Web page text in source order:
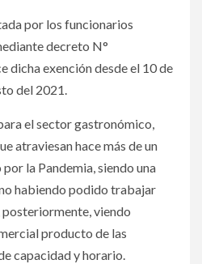
por los funcionarios
decreto N°
dicha exención desde el 10 de
del 2021.
el sector gastronómico,
atraviesan hace más de un
la Pandemia, siendo una
habiendo podido trabajar
posteriormente, viendo
producto de las
capacidad y horario.